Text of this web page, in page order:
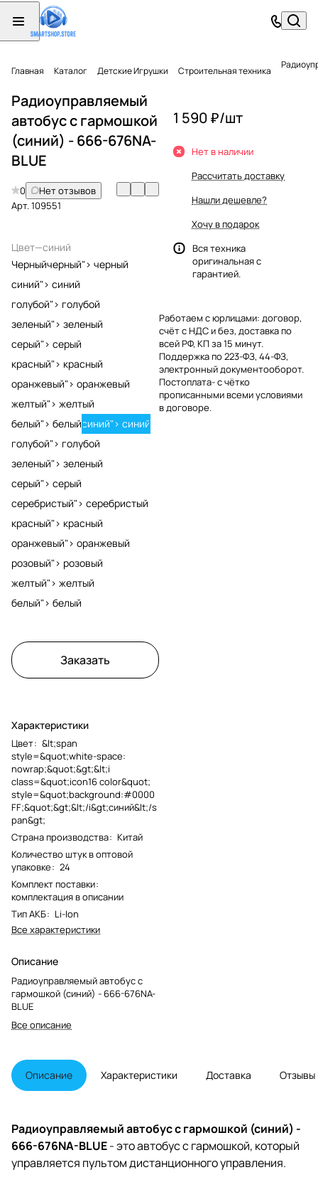
Главная Каталог Детские Игрушки Строительная техника
Радиоуправляемый
автобус с гармошкой
(синий) - 666-676NA-
BLUE
0
Нет отзывов
Арт.109551
Цвет—синий
Черныйчерный"> черный
синий"> синий
голубой"> голубой
зеленый"> зеленый
серый"> серый
красный"> красный
оранжевый"> оранжевый
желтый"> желтый
белый"> белыйсиний"> синий
голубой"> голубой
зеленый"> зеленый
серый"> серый
серебристый"> серебристый
красный"> красный
оранжевый"> оранжевый
розовый"> розовый
желтый"> желтый
белый"> белый
Заказать
Характеристики
Цвет: &lt;span
style=&quot;white-space:
nowrap;&quot;&gt;&lt;i
class=&quot;icon16 color&quot;
style=&quot;background:#0000
FF;&quot;&gt;&lt;/i&gt;синий&lt;/s
pan&gt;
Страна производства: Китай
Количество штук в оптовой
упаковке: 24
Комплект поставки:
комплектация в описании
Тип АКБ: Li-Ion
Все характеристики
Описание
Радиоуправляемый автобус с
гармошкой (синий) - 666-676NA-
BLUE
Все описание
1 590 ₽/шт
Нет в наличии
Рассчитать доставку
Нашли дешевле?
Хочу в подарок
Вся техника
оригинальная с
гарантией.
Работаем с юрлицами: договор,
счёт с НДС и без, доставка по
всей РФ, КП за 15 минут.
Поддержка по 223-ФЗ, 44-ФЗ,
электронный документооборот.
Постоплата- с чётко
прописанными всеми условиями
в договоре.
Описание Характеристики Доставка Отзывы
Радиоуправляемый автобус с гармошкой (синий) -
666-676NA-BLUE- это автобус с гармошкой, который
управляется пультом дистанционного управления.